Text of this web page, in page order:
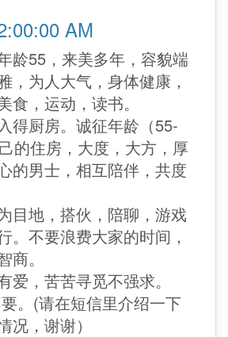
AM
龄55，来美多年，容貌端
，为人大气，身体健康，
食，运动，读书。
得厨房。诚征年龄（55-
的住房，大度，大方，厚
的男士，相互陪伴，共度
目地，搭伙，陪聊，游戏
。不要浪费大家的时间，
。
爱，苦苦寻觅不强求。
。(请在短信里介绍一下
况，谢谢）